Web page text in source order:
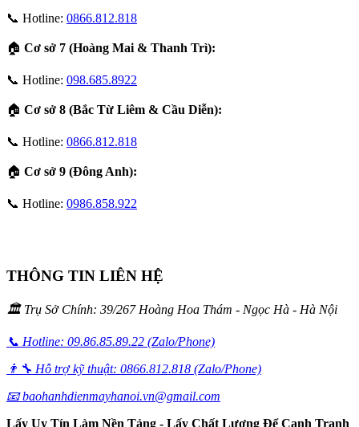
📞 Hotline: 0866.812.818
🏠 Cơ sở 7 (Hoàng Mai & Thanh Trì):
📞 Hotline: 098.685.8922
🏠 Cơ sở 8 (Bắc Từ Liêm & Cầu Diễn):
📞 Hotline: 0866.812.818
🏠 Cơ sở 9 (Đông Anh):
📞 Hotline: 0986.858.922
THÔNG TIN LIÊN HỆ
🏛️ Trụ Sở Chính: 39/267 Hoàng Hoa Thám - Ngọc Hà - Hà Nội
📞 Hotline: 09.86.85.89.22 (Zalo/Phone)
👨‍🔧 Hỗ trợ kỹ thuật: 0866.812.818 (Zalo/Phone)
📧 baohanhdienmayhanoi.vn@gmail.com
Lấy Uy Tín Làm Nền Tảng - Lấy Chất Lượng Để Cạnh Tranh